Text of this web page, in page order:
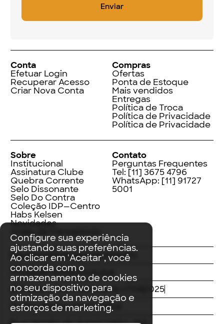
Configure sua experiência
ajustando suas preferências.
Ao clicar em 'Aceitar', você
concorda com o
armazenamento de cookies
no seu dispositivo para
otimização da navegação e
esforços de marketing.
Conta
Efetuar Login
Recuperar Acesso
Criar Nova Conta
Compras
Ofertas
Ponta de Estoque
Mais vendidos
Entregas
Política de Troca
Política de Privacidade
Política de Privacidade
Sobre
Institucional
Assinatura Clube
Quebra Corrente
Selo Dissonante
Selo Do Contra
Coleção IDP—Centro
Habs Kelsen
Novidades
Index de Pensadores
Contato
Perguntas Frequentes
Tel: [11] 3675 4796
WhatsApp: [11] 91727
5001
FacebookInstagramLinkedIn
ThreadsTwitterYoutube
© Editora Contracorrente LTDA
2025
Todos direitos reservados